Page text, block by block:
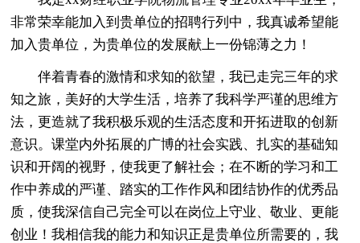
非常荣幸能加入到贵单位的招聘行列中，我真诚希望能
加入贵单位，为贵单位的发展献上一份锦薄之力！
伴着青春的激情和求知的欲望，我已走完三年的求
知之旅，美好的大学生活，培养了我科学严谨的思维方
法，更造就了我积极乐观的生活态度和开拓进取的创新
意识。课堂内外拓展的广博的社会实践、扎实的基础知
识和开阔的视野，使我更了解社会；在不断的学习和工
作中养成的严谨、踏实的工作作风和团结协作的优秀品
质，使我深信自己完全可以在岗位上守业、敬业、更能
创业！我相信我的能力和知识正是贵单位所需要的，我